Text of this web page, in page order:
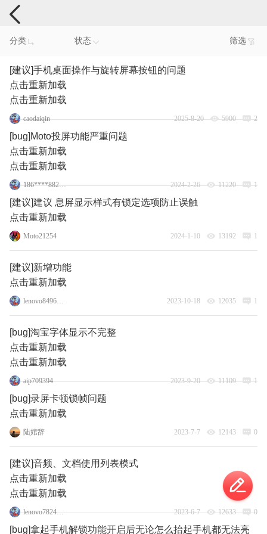
手机反馈
分类 状态 筛选
[建议]手机桌面操作与旋转屏幕按钮的问题
点击重新加载
点击重新加载
caodaiqin 2025-8-20 5900 2
[bug]Moto投屏功能严重问题
点击重新加载
点击重新加载
186****8820_6 2024-2-26 11220 1
[建议]建议 息屏显示样式有锁定选项防止误触
点击重新加载
Moto21254 2024-1-10 13192 1
[建议]新增功能
点击重新加载
lenovo84966116 2023-10-18 12035 1
[bug]淘宝字体显示不完整
点击重新加载
点击重新加载
aip709394 2023-9-20 11109 1
[bug]录屏卡顿锁帧问题
点击重新加载
陆婠辞 2023-7-7 12143 0
[建议]音频、文档使用列表模式
点击重新加载
点击重新加载
lenovo78248034 2023-6-7 12633 0
[bug]拿起手机解锁功能开启后无论怎么抬起手机都无法亮